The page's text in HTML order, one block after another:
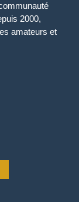
2000,
amateurs et